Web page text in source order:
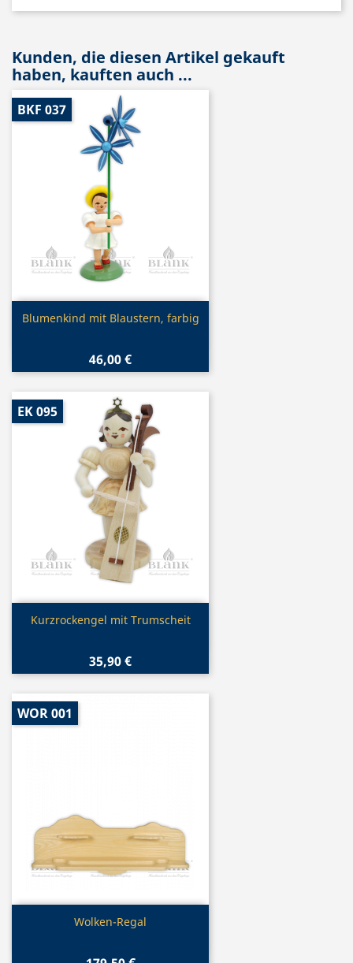
Kunden, die diesen Artikel gekauft
haben, kauften auch ...
 Vorschau
Blumenkind mit Blaustern, farbig
46,00 €
BKF 037
Vorschau
Kurzrockengel mit Trumscheit
35,90 €
EK 095
Vorschau
Wolken-Regal
WOR 001